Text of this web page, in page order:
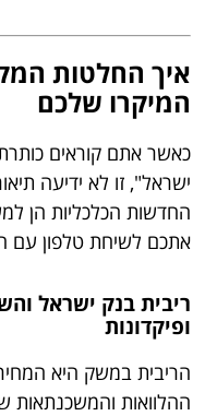
איך החלטות
המיקרו שלכם
כאשר אתם קוראים
ישראל", זו לא ידיעה
החדשות הכלכליות הן
אתכם לשיחת טלפון עם
ריבית בנק ישראל
ופיקדונות
הריבית במשק היא
ההלוואות והמשכנתאות